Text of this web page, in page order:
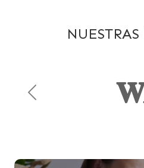
NUESTRAS
Previous